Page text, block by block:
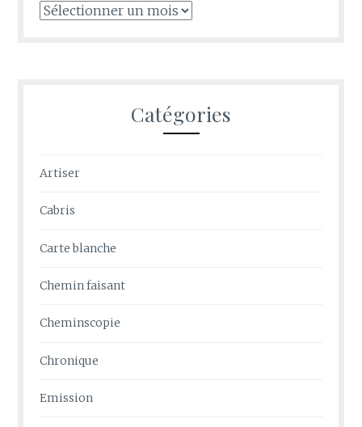
Archives
Catégories
Artiser
Cabris
Carte blanche
Chemin faisant
Cheminscopie
Chronique
Emission